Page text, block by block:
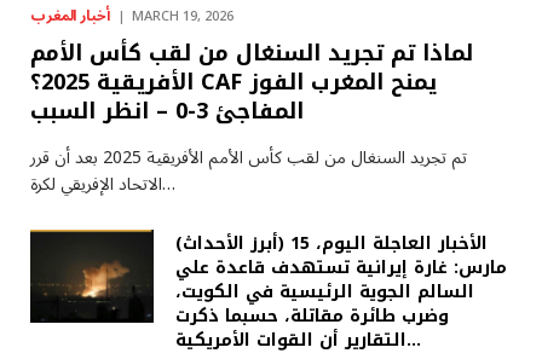
أخبار المغرب MARCH 19, 2026
لماذا تم تجريد السنغال من لقب كأس الأمم
الأفريقية 2025؟ CAF يمنح المغرب الفوز
المفاجئ 3-0 – انظر السبب
تم تجريد السنغال من لقب كأس الأمم الأفريقية 2025 بعد أن قرر
الاتحاد الإفريقي لكرة…
(أبرز الأحداث) الأخبار العاجلة اليوم، 15
مارس: غارة إيرانية تستهدف قاعدة علي
السالم الجوية الرئيسية في الكويت،
وضرب طائرة مقاتلة، حسبما ذكرت
التقارير أن القوات الأمريكية…